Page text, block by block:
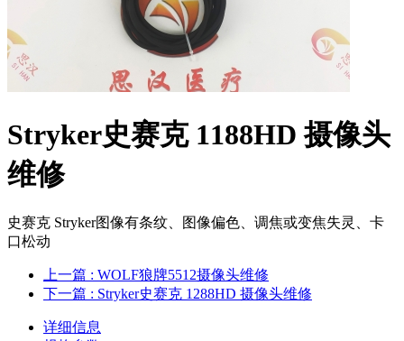
Stryker史赛克 1188HD 摄像头
维修
史赛克 Stryker图像有条纹、图像偏色、调焦或变焦失灵、卡
口松动
上一篇 : WOLF狼牌5512摄像头维修
下一篇 : Stryker史赛克 1288HD 摄像头维修
详细信息